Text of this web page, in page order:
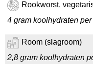
Rookworst,
4 gram koolhydraten per
Room (slagroom)
2,8 gram koolhydraten